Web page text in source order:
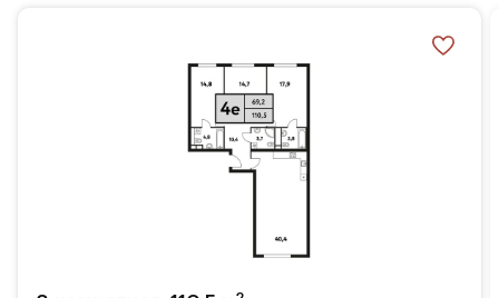
ЖК "Фестиваль Парк" разместился в престижном
Левобережном районе Москвы в двух минутах
ходьбы от метро "Речной вокзал". Это одно из
лучших мест столицы с точки зрения экологии -
вокруг домов разбиты парки и скверы. В пешей